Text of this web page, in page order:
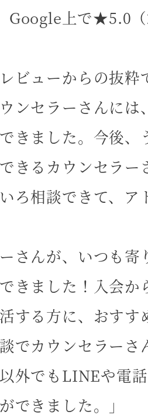
Google上で★5.0（
ビューからの抜粋
ウンセラーさんに
きました。今後、
できるカウンセラ
ろ相談できて、
ーさんが、いつも
きました！入会
する方に、おすす
談でカウンセラー
外でもLINEや電
できました。」